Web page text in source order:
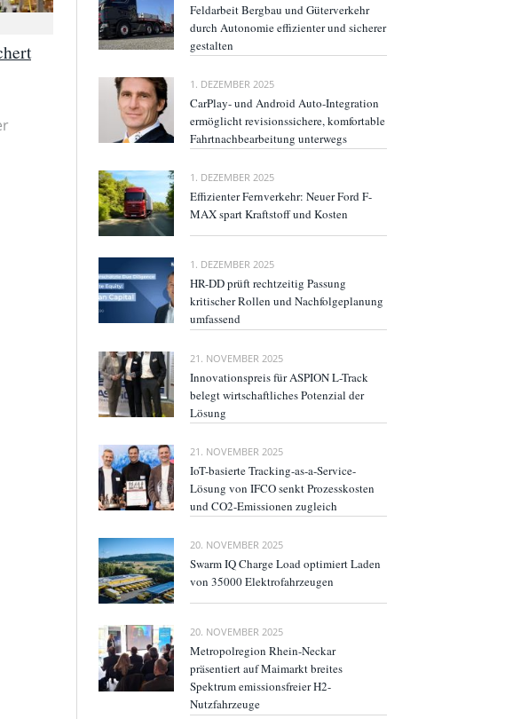
Feldarbeit Bergbau und Güterverkehr
durch Autonomie effizienter und sicherer
gestalten
1. DEZEMBER 2025
CarPlay- und Android Auto-Integration
ermöglicht revisionssichere, komfortable
Fahrtnachbearbeitung unterwegs
1. DEZEMBER 2025
Effizienter Fernverkehr: Neuer Ford F-
MAX spart Kraftstoff und Kosten
1. DEZEMBER 2025
HR-DD prüft rechtzeitig Passung
kritischer Rollen und Nachfolgeplanung
umfassend
21. NOVEMBER 2025
Innovationspreis für ASPION L-Track
belegt wirtschaftliches Potenzial der
Lösung
21. NOVEMBER 2025
IoT-basierte Tracking-as-a-Service-
Lösung von IFCO senkt Prozesskosten
und CO2-Emissionen zugleich
20. NOVEMBER 2025
Swarm IQ Charge Load optimiert Laden
von 35000 Elektrofahrzeugen
20. NOVEMBER 2025
Metropolregion Rhein-Neckar
präsentiert auf Maimarkt breites
Spektrum emissionsfreier H2-
Nutzfahrzeuge